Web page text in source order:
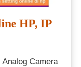
HP, IP
Camera